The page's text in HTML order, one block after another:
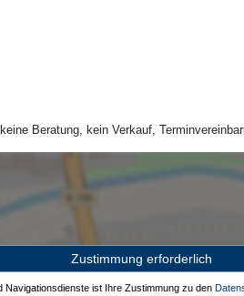
Beratung, kein Verkauf,
Zustimmung erforderlich
Navigationsdienste ist Ihre Zustimmung zu den